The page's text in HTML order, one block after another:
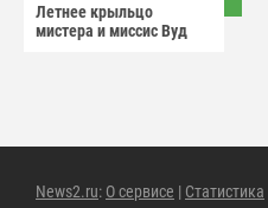
Летнее крыльцо
мистера и миссис Вуд
News2.ru: О сервисе | Статистика